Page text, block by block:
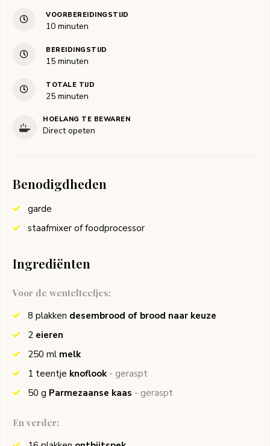
VOORBEREIDINGSTIJD
10minuten
minuten
BEREIDINGSTIJD
15minuten
minuten
TOTALE TIJD
25minuten
minuten
HOELANG TE BEWAREN
Direct opeten
Benodigdheden
garde
staafmixer of foodprocessor
Ingrediënten
Voor de wentelteefjes:
8 plakken desembrood of brood naar keuze
2 eieren
250 ml melk
1 teentje knoflook - geraspt
50 g Parmezaanse kaas - geraspt
En verder: